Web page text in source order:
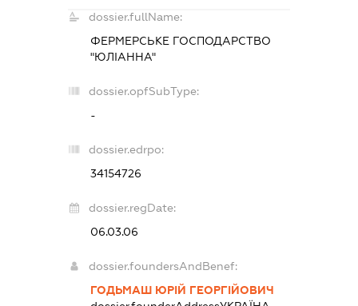
dossier.fullName:
ФЕРМЕРСЬКЕ ГОСПОДАРСТВО
"ЮЛІАННА"
dossier.opfSubType:
-
dossier.edrpo:
34154726
dossier.regDate:
06.03.06
dossier.foundersAndBenef:
ГОДЬМАШ ЮРІЙ ГЕОРГІЙОВИЧ